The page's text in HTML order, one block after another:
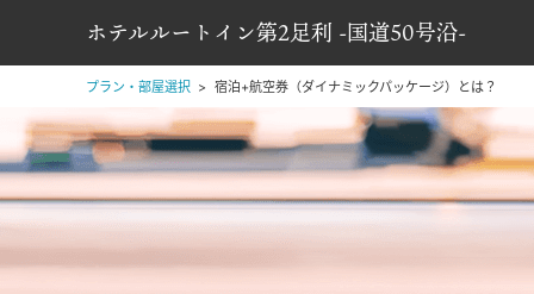
ホテルルートイン第2足利 -国道50号沿-
プラン・部屋選択 宿泊+航空券（ダイナミックパッケージ）とは？